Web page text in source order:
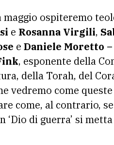
maggio ospiteremo
e Rosanna Virgili,
e Daniele Moretto –
, esponente della
della Torah, del
vedremo come
come, al contrario,
‘Dio di guerra’ si